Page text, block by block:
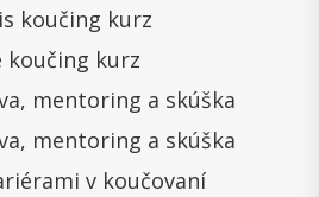
koučing kurz
koučing kurz
mentoring a skúška
mentoring a skúška
v koučovaní